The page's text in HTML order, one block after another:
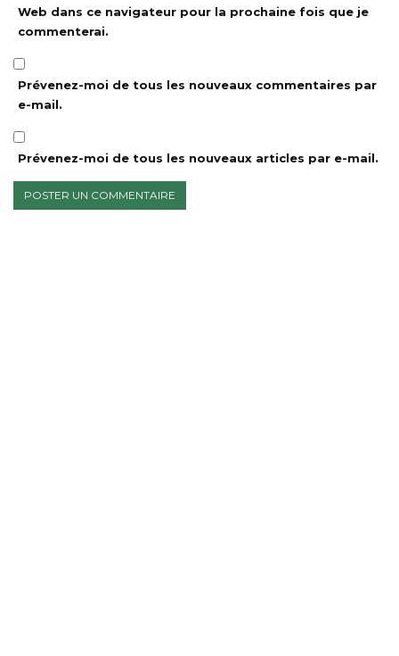
Web dans ce navigateur pour la prochaine fois que je
commenterai.
Prévenez-moi de tous les nouveaux commentaires par
e-mail.
Prévenez-moi de tous les nouveaux articles par e-mail.